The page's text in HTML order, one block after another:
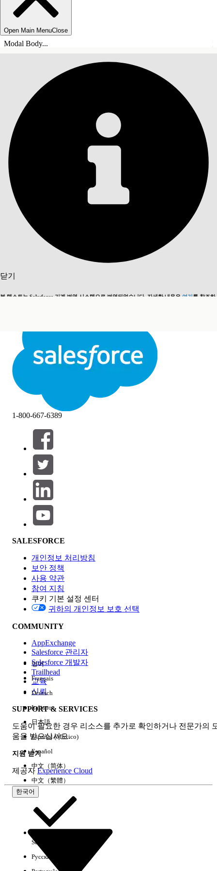
Open Main MenuClose
Modal Body...
닫기
본 텍스트는 Salesforce 기계 번역 시스템으로 번역되었습니다. 자세한 내용은 여기를 참조하
닫기닫기
목차
필터 (0)
필터 선택
제품 영역
기능 영향
Edition
경험
1-800-667-6389
SALESFORCE
개인정보 처리방침
보안 정책
사용 약관
참여 지침
쿠키 기본 설정 센터
귀하의 개인정보 보호 선택
COMMUNITY
AppExchange
Salesforce 관리자
Salesforce 개발자
Trailhead
교육
신뢰
SUPPORT & SERVICES
도움이 필요한 경우 리소스를 추가로 확인하거나 전문가의
움을 받으십시오.
지원 받기
제공자 Experience Cloud
한국어
영어
Français
Deutsch
Italiano
日本語
Español (México)
Español
中文（简体）
中文（繁體）
Select Org
Русский